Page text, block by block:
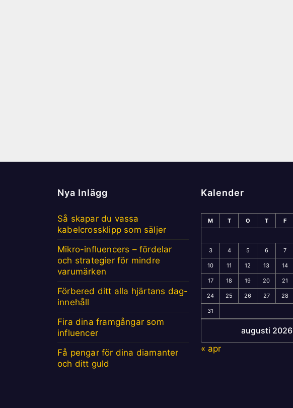
Nya Inlägg
Så skapar du vassa
kabelcrossklipp som säljer
Mikro-influencers – fördelar
och strategier för mindre
varumärken
Förbered ditt alla hjärtans dag-
innehåll
Fira dina framgångar som
influencer
Få pengar för dina diamanter
och ditt guld
Kalender
augusti 2026
M T O T F
3 4 5 6 7
10 11 12 13 14
17 18 19 20 21
24 25 26 27 28
31
« apr